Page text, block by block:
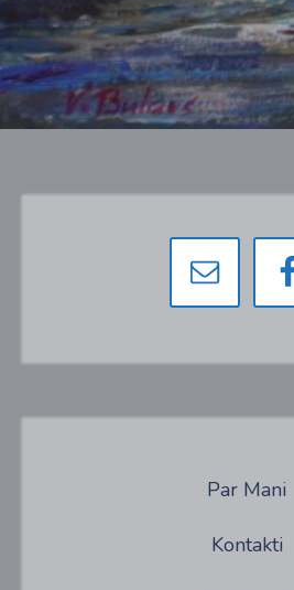
Par Mani
Kontakti